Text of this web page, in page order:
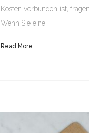
Kosten verbunden ist,
Wenn Sie eine
Read More...